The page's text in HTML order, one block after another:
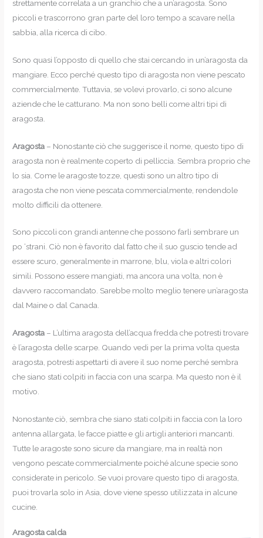
strettamente correlata a un granchio che a un’aragosta. Sono
piccoli e trascorrono gran parte del loro tempo a scavare nella
sabbia, alla ricerca di cibo.
Sono quasi l’opposto di quello che stai cercando in un’aragosta da
mangiare. Ecco perché questo tipo di aragosta non viene pescato
commercialmente. Tuttavia, se volevi provarlo, ci sono alcune
aziende che le catturano. Ma non sono belli come altri tipi di
aragosta.
Aragosta – Nonostante ciò che suggerisce il nome, questo tipo di
aragosta non è realmente coperto di pelliccia. Sembra proprio che
lo sia. Come le aragoste tozze, questi sono un altro tipo di
aragosta che non viene pescata commercialmente, rendendole
molto difficili da ottenere.
Sono piccoli con grandi antenne che possono farli sembrare un
po ‘strani. Ciò non è favorito dal fatto che il suo guscio tende ad
essere scuro, generalmente in marrone, blu, viola e altri colori
simili. Possono essere mangiati, ma ancora una volta, non è
davvero raccomandato. Sarebbe molto meglio tenere un’aragosta
dal Maine o dal Canada.
Aragosta – L’ultima aragosta dell’acqua fredda che potresti trovare
è l’aragosta delle scarpe. Quando vedi per la prima volta questa
aragosta, potresti aspettarti di avere il suo nome perché sembra
che siano stati colpiti in faccia con una scarpa. Ma questo non è il
motivo.
Nonostante ciò, sembra che siano stati colpiti in faccia con la loro
antenna allargata, le facce piatte e gli artigli anteriori mancanti.
Tutte le aragoste sono sicure da mangiare, ma in realtà non
vengono pescate commercialmente poiché alcune specie sono
considerate in pericolo. Se vuoi provare questo tipo di aragosta,
puoi trovarla solo in Asia, dove viene spesso utilizzata in alcune
cucine.
Aragosta calda